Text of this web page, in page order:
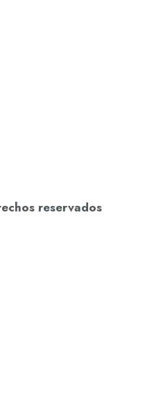
reservados